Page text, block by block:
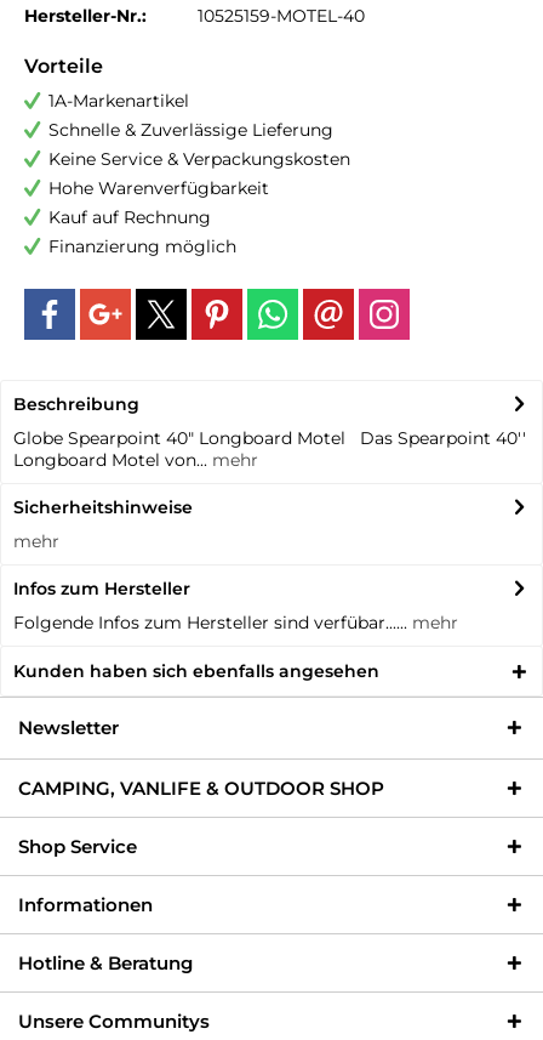
Hersteller-Nr.:
10525159-MOTEL-40
Vorteile
1A-Markenartikel
Schnelle & Zuverlässige Lieferung
Keine Service & Verpackungskosten
Hohe Warenverfügbarkeit
Kauf auf Rechnung
Finanzierung möglich
Beschreibung
Globe Spearpoint 40" Longboard Motel Das Spearpoint 40''
Longboard Motel von... mehr
Sicherheitshinweise
mehr
Infos zum Hersteller
Folgende Infos zum Hersteller sind verfübar...... mehr
Kunden haben sich ebenfalls angesehen
Newsletter
CAMPING, VANLIFE & OUTDOOR SHOP
Shop Service
Informationen
Hotline & Beratung
Unsere Communitys